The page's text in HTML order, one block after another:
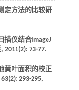
定方法的比较研
描仪结合ImageJ
, 2011(2): 73-77.
黄叶面积的校正
63(2): 293-295,